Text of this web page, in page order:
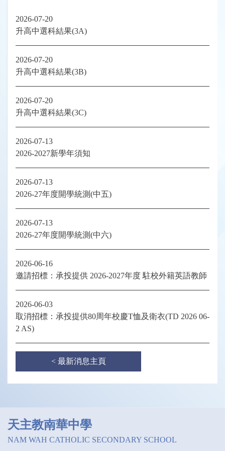
2026-07-20
升高中選科結果(3A)
2026-07-20
升高中選科結果(3B)
2026-07-20
升高中選科結果(3C)
2026-07-13
2026-2027新學年須知
2026-07-13
2026-27年度開學統測(中五)
2026-07-13
2026-27年度開學統測(中六)
2026-06-16
邀請招標：承投提供 2026-2027年度 駐校外籍英語教師
2026-06-03
取消招標：承投提供80周年校慶T恤及衛衣(TD 2026 06-
2 AS)
< 最新消息主頁
天主教南華中學
NAM WAH CATHOLIC SECONDARY SCHOOL